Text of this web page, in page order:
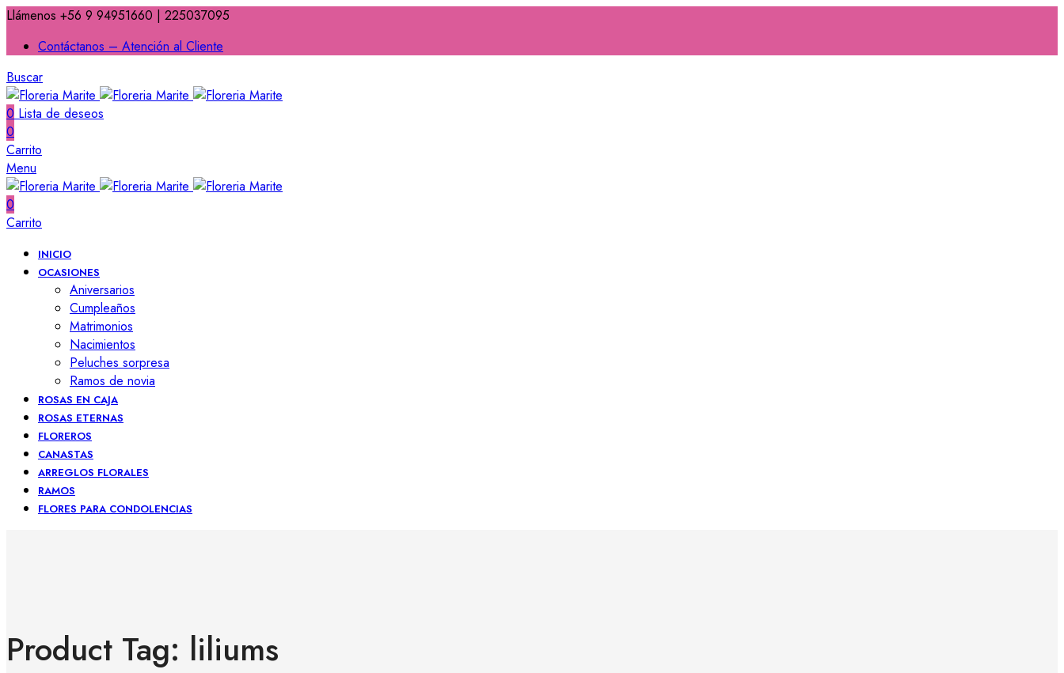
Llámenos +56 9 94951660 | 225037095
Contáctanos – Atención al Cliente
Buscar
0 Lista de deseos
0
Carrito
Menu
0
Carrito
INICIO
OCASIONES
Aniversarios
Cumpleaños
Matrimonios
Nacimientos
Peluches sorpresa
Ramos de novia
ROSAS EN CAJA
ROSAS ETERNAS
FLOREROS
CANASTAS
ARREGLOS FLORALES
RAMOS
FLORES PARA CONDOLENCIAS
Product Tag: liliums